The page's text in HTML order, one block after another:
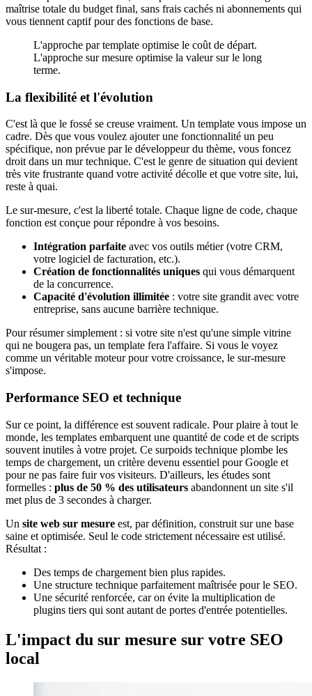
maîtrise totale du budget final, sans frais cachés ni abonnements qui
vous tiennent captif pour des fonctions de base.
L'approche par template optimise le coût de départ.
L'approche sur mesure optimise la valeur sur le long
terme.
La flexibilité et l'évolution
C'est là que le fossé se creuse vraiment. Un template vous impose un
cadre. Dès que vous voulez ajouter une fonctionnalité un peu
spécifique, non prévue par le développeur du thème, vous foncez
droit dans un mur technique. C'est le genre de situation qui devient
très vite frustrante quand votre activité décolle et que votre site, lui,
reste à quai.
Le sur-mesure, c'est la liberté totale. Chaque ligne de code, chaque
fonction est conçue pour répondre à vos besoins.
Intégration parfaite avec vos outils métier (votre CRM,
votre logiciel de facturation, etc.).
Création de fonctionnalités uniques qui vous démarquent
de la concurrence.
Capacité d'évolution illimitée : votre site grandit avec votre
entreprise, sans aucune barrière technique.
Pour résumer simplement : si votre site n'est qu'une simple vitrine
qui ne bougera pas, un template fera l'affaire. Si vous le voyez
comme un véritable moteur pour votre croissance, le sur-mesure
s'impose.
Performance SEO et technique
Sur ce point, la différence est souvent radicale. Pour plaire à tout le
monde, les templates embarquent une quantité de code et de scripts
souvent inutiles à votre projet. Ce surpoids technique plombe les
temps de chargement, un critère devenu essentiel pour Google et
pour ne pas faire fuir vos visiteurs. D'ailleurs, les études sont
formelles : plus de 50 % des utilisateurs abandonnent un site s'il
met plus de 3 secondes à charger.
Un site web sur mesure est, par définition, construit sur une base
saine et optimisée. Seul le code strictement nécessaire est utilisé.
Résultat :
Des temps de chargement bien plus rapides.
Une structure technique parfaitement maîtrisée pour le SEO.
Une sécurité renforcée, car on évite la multiplication de
plugins tiers qui sont autant de portes d'entrée potentielles.
L'impact du sur mesure sur votre SEO
local